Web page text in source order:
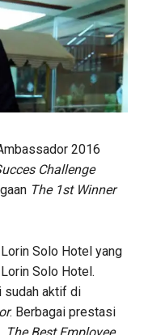
2016
Challenge
The 1st Winner
Solo Hotel yang
Solo Hotel.
sudah aktif di
. Berbagai prestasi
The Best Employee